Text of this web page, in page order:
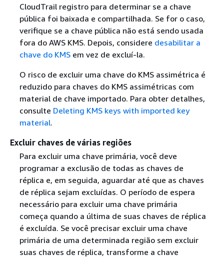
CloudTrail registro para determinar se a chave
pública foi baixada e compartilhada. Se for o caso,
verifique se a chave pública não está sendo usada
fora do AWS KMS. Depois, considere desabilitar a
chave do KMSem vez de excluí-la.
O risco de excluir uma chave do KMS assimétrica é
reduzido para chaves do KMS assimétricas com
material de chave importado. Para obter detalhes,
consulte Deleting KMS keys with imported key
material.
Excluir chaves de várias regiões
Para excluir uma chave primária, você deve
programar a exclusão de todas as chaves de
réplica e, em seguida, aguardar até que as chaves
de réplica sejam excluídas. O período de espera
necessário para excluir uma chave primária
começa quando a última de suas chaves de réplica
é excluída. Se você precisar excluir uma chave
primária de uma determinada região sem excluir
suas chaves de réplica, transforme a chave